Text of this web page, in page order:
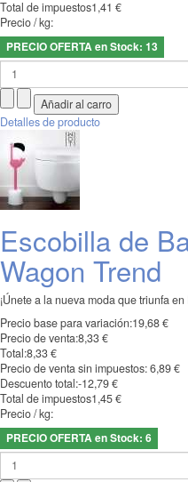
Total de impuestos1,41 €
Precio / kg:
PRECIO OFERTA en Stock: 13
Detalles de producto
Escobilla de
Wagon Trend
¡Únete a la nueva moda que triunfa
Precio base para variación:19,68 €
Precio de venta:8,33 €
Total:8,33 €
Precio de venta sin impuestos:6,89 €
Descuento total:-12,79 €
Total de impuestos1,45 €
Precio / kg:
PRECIO OFERTA en Stock: 6